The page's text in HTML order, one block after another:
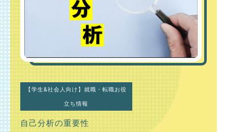
【学生&社会人向け】就職・転職お役
立ち情報
自己分析の重要性